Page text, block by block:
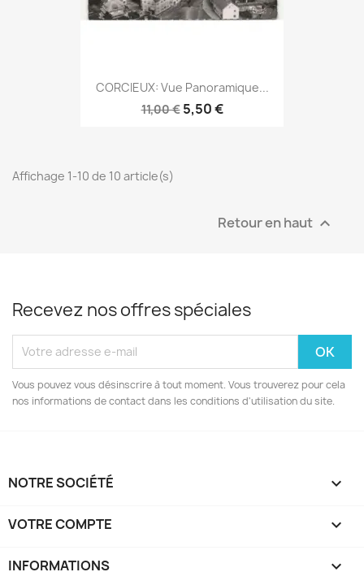
CORCIEUX: Vue Panoramique...
11,00 € 5,50 €
Affichage 1-10 de 10 article(s)
Retour en haut 
Recevez nos offres spéciales
Vous pouvez vous désinscrire à tout moment. Vous trouverez pour cela
nos informations de contact dans les conditions d'utilisation du site.
NOTRE SOCIÉTÉ 
VOTRE COMPTE 
INFORMATIONS keyboard_arrow_down